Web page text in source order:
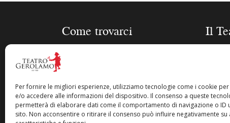
Per fornire le migliori esperienze, utilizziamo tecnologie come i cookie
e/o accedere alle informazioni del dispositivo. Il consenso a queste
permetterà di elaborare dati come il comportamento di navigazione o ID
sito. Non acconsentire o ritirare il consenso può influire negativamente su
Come trovarci
info@teatrogerolamo.it
+39 02 36590120
Il